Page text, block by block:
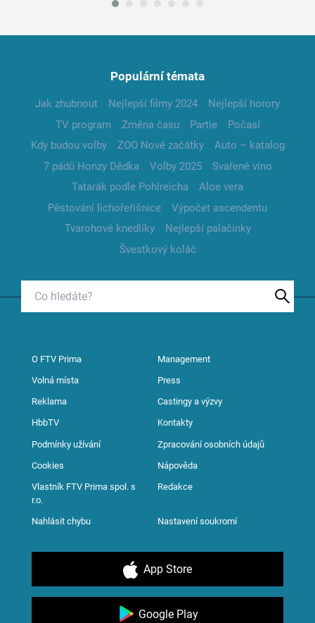
Populární témata
Jak zhubnout Nejlepší filmy 2024
Nejlepší horory
TV program
Změna času Partie
Počasí
Kdy budou volby
ZOO Nové začátky
Auto – katalog
7 pádů Honzy Dědka
Volby 2025
Svařené víno
Tatarák podle Pohlreicha
Aloe vera
Pěstování lichořeřišnice
Výpočet ascendentu
Tvarohové knedlíky
Nejlepší palačinky
Švestkový koláč
O FTV Prima Management
Volná místa Press
Reklama Castingy a výzvy
HbbTV Kontakty
Podmínky užívání Zpracování osobních údajů
Cookies Nápověda
Vlastník FTV Prima spol. s
r.o.
Redakce
Nahlásit chybu Nastavení soukromí
App Store
Google Play